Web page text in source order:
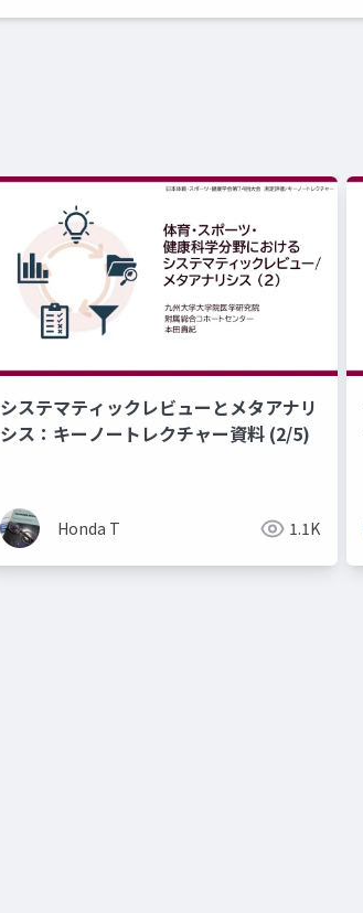
システマティックレビューとメタアナリ
シス：キーノートレクチャー資料 (2/5)
Honda T 1.1K